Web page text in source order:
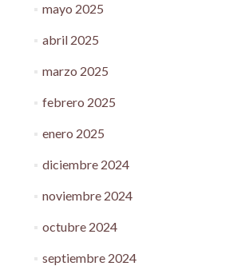
mayo 2025
abril 2025
marzo 2025
febrero 2025
enero 2025
diciembre 2024
noviembre 2024
octubre 2024
septiembre 2024